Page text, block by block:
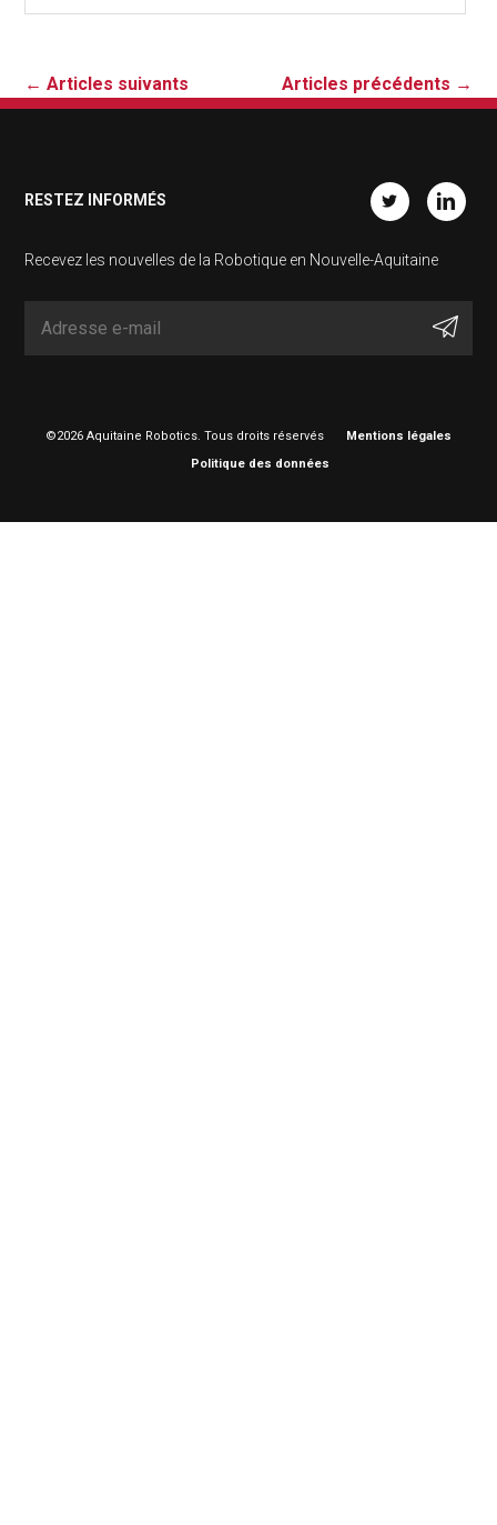
← Articles suivants Articles précédents →
RESTEZ INFORMÉS
Recevez les nouvelles de la Robotique en Nouvelle-Aquitaine
©2026 Aquitaine Robotics. Tous droits réservés
Mentions légales
Politique des données